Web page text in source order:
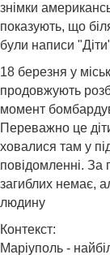
знімки
показують, що
були написи
18 березня у
продовжують
момент
Переважно це
ховалися там у
повідомленні.
загиблих немає,
людину
Контекст:
Маріуполь -